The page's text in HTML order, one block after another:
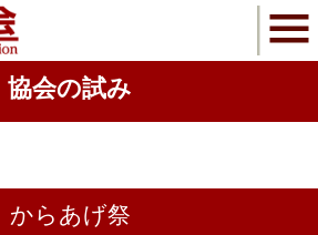
協会の試み
からあげ祭